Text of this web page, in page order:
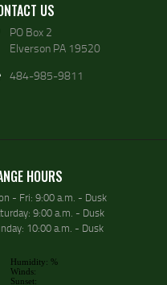
US
PO Box 2
Elverson PA 19520
484-985-9811
HOURS
- Fri: 9:00 a.m. - Dusk
9:00 a.m. - Dusk
10:00 a.m. - Dusk